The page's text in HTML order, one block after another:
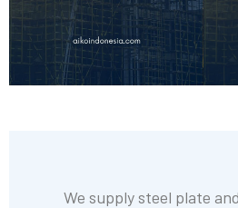
We supply steel plate